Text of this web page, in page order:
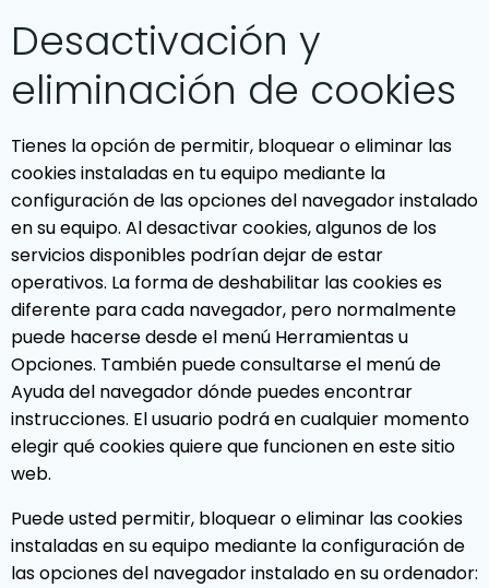
Desactivación y
eliminación de cookies
Tienes la opción de permitir, bloquear o eliminar las
cookies instaladas en tu equipo mediante la
configuración de las opciones del navegador instalado
en su equipo. Al desactivar cookies, algunos de los
servicios disponibles podrían dejar de estar
operativos. La forma de deshabilitar las cookies es
diferente para cada navegador, pero normalmente
puede hacerse desde el menú Herramientas u
Opciones. También puede consultarse el menú de
Ayuda del navegador dónde puedes encontrar
instrucciones. El usuario podrá en cualquier momento
elegir qué cookies quiere que funcionen en este sitio
web.
Puede usted permitir, bloquear o eliminar las cookies
instaladas en su equipo mediante la configuración de
las opciones del navegador instalado en su ordenador: